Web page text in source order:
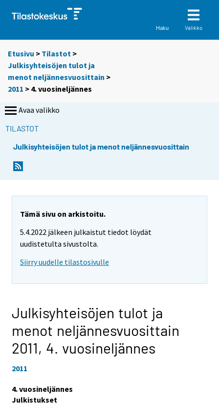
Haku Valikko
Etusivu > Tilastot >
Julkisyhteisöjen tulot ja
menot neljännesvuosittain >
2011 > 4. vuosineljännes
Avaa valikko
TILASTOT
Julkisyhteisöjen tulot ja menot neljännesvuosittain
Tämä sivu on arkistoitu.
5.4.2022 jälkeen julkaistut tiedot löydät
uudistetulta sivustolta.
Siirry uudelle tilastosivulle
Julkisyhteisöjen tulot ja
menot neljännesvuosittain
2011, 4. vuosineljännes
2011
4. vuosineljännes
Julkistukset